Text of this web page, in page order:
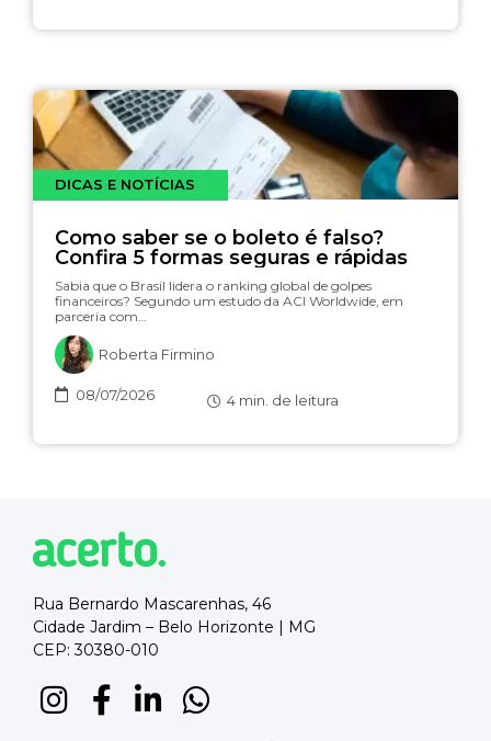
DICAS E NOTÍCIAS
Como saber se o boleto é falso?
Confira 5 formas seguras e rápidas
Sabia que o Brasil lidera o ranking global de golpes
financeiros? Segundo um estudo da ACI Worldwide, em
parceria com…
Roberta Firmino
08/07/2026 4 min. de leitura
Rua Bernardo Mascarenhas, 46
Cidade Jardim – Belo Horizonte | MG
CEP: 30380-010